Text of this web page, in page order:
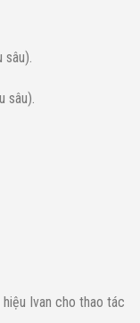
sâu).
sâu).
Ivan cho thao tác